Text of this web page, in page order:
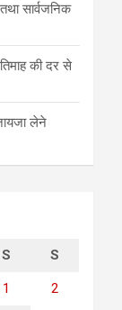
सार्वजनिक
की दर से
लेने
S S
1 2